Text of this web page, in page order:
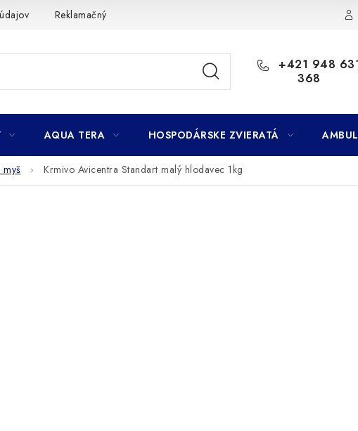
Reklamačný poriadok
+421 948
368
AQUA TERA HOSPODÁRSKE ZVIERATÁ
Krmivo Avicentra Standart malý hlodavec 1kg